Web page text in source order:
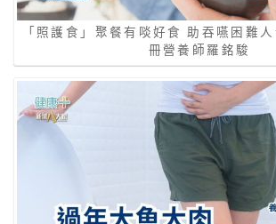
「照護食」聚餐有啖好食 助吞嚥困難
冊營養師羅銘駿